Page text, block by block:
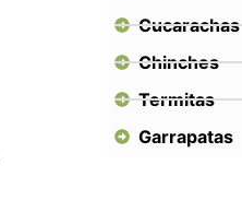
Cucarachas
Chinches
Termitas
Garrapatas